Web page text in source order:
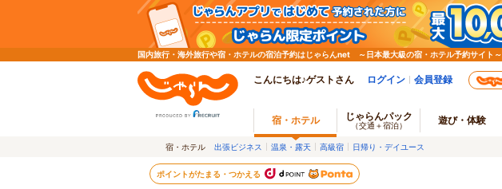
国内旅行・海外旅行や宿・ホテルの宿泊予約はじゃらんnet ～日本最大級の宿・ホテル予約サイト～
こんにちは♪ゲストさん ログイン 会員登録
宿・ホテル じゃらんパック
（交通＋宿泊） 遊び・体験
宿・ホテル 出張ビジネス 温泉・露天 高級宿 日帰り・デイユース
ポイントがたまる・つかえる